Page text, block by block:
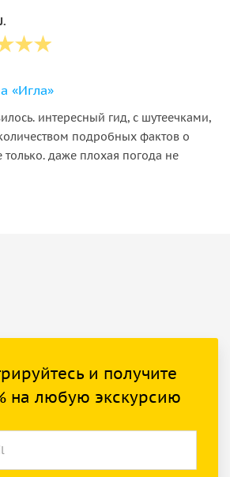
«Игла»
интересный гид, с шутеечками,
подробных фактов о
даже плохая погода не
и получите
на любую экскурсию